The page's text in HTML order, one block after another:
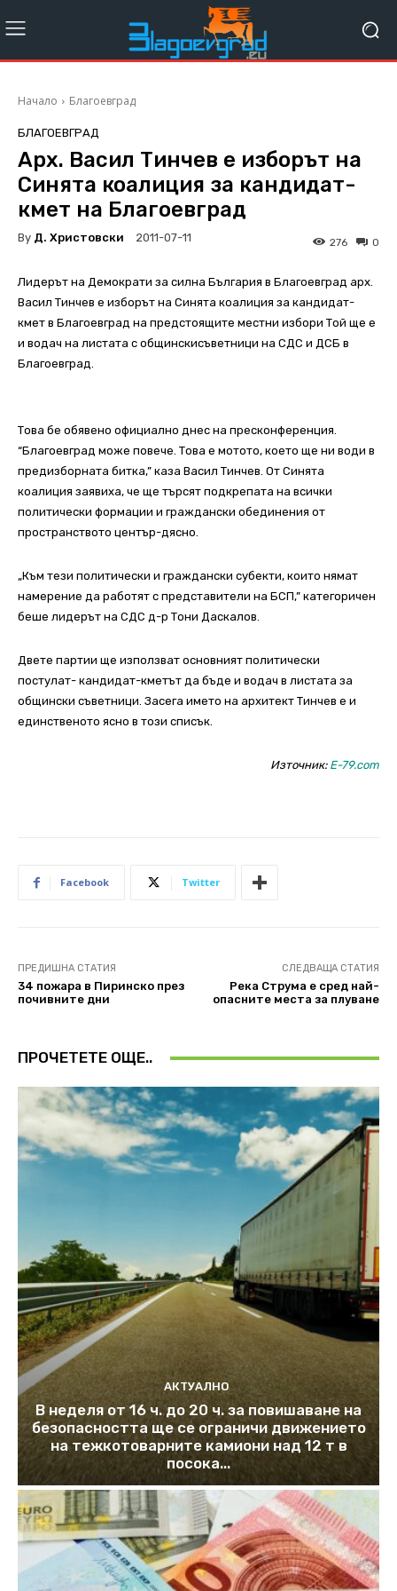
Начало Благоевград
БЛАГОЕВГРАД
Арх. Васил Тинчев е изборът на
Синята коалиция за кандидат-
кмет на Благоевград
By Д. Христовски 2011-07-11 0
276
Лидерът на Демократи за силна България в Благоевград арх.
Васил Тинчев е изборът на Синята коалиция за кандидат-
кмет в Благоевград на предстоящите местни избори Той ще е
и водач на листата с общинскисъветници на СДС и ДСБ в
Благоевград.
Това бе обявено официално днес на пресконференция.
“Благоевград може повече. Това е мотото, което ще ни води в
предизборната битка,” каза Васил Тинчев. От Синята
коалиция заявиха, че ще търсят подкрепата на всички
политически формации и граждански обединения от
пространството център-дясно.
„Към тези политически и граждански субекти, които нямат
намерение да работят с представители на БСП,” категоричен
беше лидерът на СДС д-р Тони Даскалов.
Двете партии ще използват основният политически
постулат- кандидат-кметът да бъде и водач в листата за
общински съветници. Засега името на архитект Тинчев е и
единственото ясно в този списък.
Източник: E-79.com
Facebook Twitter
ПРЕДИШНА СТАТИЯ
34 пожара в Пиринско през
почивните дни
СЛЕДВАЩА СТАТИЯ
Река Струма е сред най-
опасните места за плуване
ПРОЧЕТЕТЕ ОЩЕ..
АКТУАЛНО
В неделя от 16 ч. до 20 ч. за повишаване на
безопасността ще се ограничи движението
на тежкотоварните камиони над 12 т в
посока...